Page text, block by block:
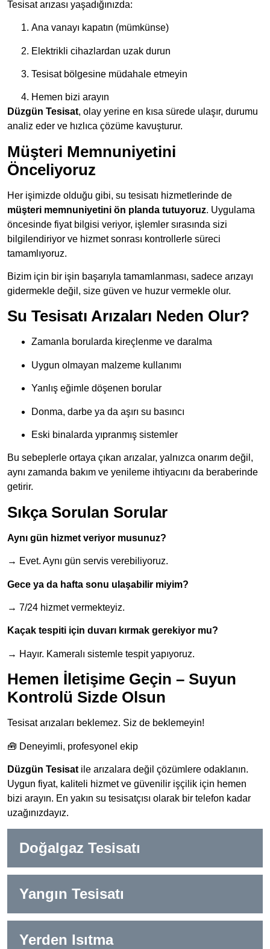
Doğalgaz Tesisatı
Yangın Tesisatı
Yerden Isıtma
Tesisat arızası yaşadığınızda:
Ana vanayı kapatın (mümkünse)
Elektrikli cihazlardan uzak durun
Tesisat bölgesine müdahale etmeyin
Hemen bizi arayın
Düzgün Tesisat, olay yerine en kısa sürede ulaşır, durumu
analiz eder ve hızlıca çözüme kavuşturur.
Müşteri Memnuniyetini
Önceliyoruz
Her işimizde olduğu gibi, su tesisatı hizmetlerinde de
müşteri memnuniyetini ön planda tutuyoruz. Uygulama
öncesinde fiyat bilgisi veriyor, işlemler sırasında sizi
bilgilendiriyor ve hizmet sonrası kontrollerle süreci
tamamlıyoruz.
Bizim için bir işin başarıyla tamamlanması, sadece arızayı
gidermekle değil, size güven ve huzur vermekle olur.
Su Tesisatı Arızaları Neden Olur?
Zamanla borularda kireçlenme ve daralma
Uygun olmayan malzeme kullanımı
Yanlış eğimle döşenen borular
Donma, darbe ya da aşırı su basıncı
Eski binalarda yıpranmış sistemler
Bu sebeplerle ortaya çıkan arızalar, yalnızca onarım değil,
aynı zamanda bakım ve yenileme ihtiyacını da beraberinde
getirir.
Sıkça Sorulan Sorular
Aynı gün hizmet veriyor musunuz?
→ Evet. Aynı gün servis verebiliyoruz.
Gece ya da hafta sonu ulaşabilir miyim?
→ 7/24 hizmet vermekteyiz.
Kaçak tespiti için duvarı kırmak gerekiyor mu?
→ Hayır. Kameralı sistemle tespit yapıyoruz.
Hemen İletişime Geçin – Suyun
Kontrolü Sizde Olsun
Tesisat arızaları beklemez. Siz de beklemeyin!
🧰 Deneyimli, profesyonel ekip
Düzgün Tesisat ile arızalara değil çözümlere odaklanın.
Uygun fiyat, kaliteli hizmet ve güvenilir işçilik için hemen
bizi arayın. En yakın su tesisatçısı olarak bir telefon kadar
uzağınızdayız.